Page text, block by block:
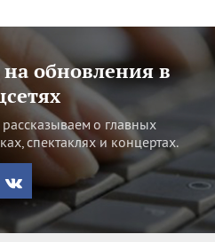
обновления в
о главных
спектаклях и концертах.